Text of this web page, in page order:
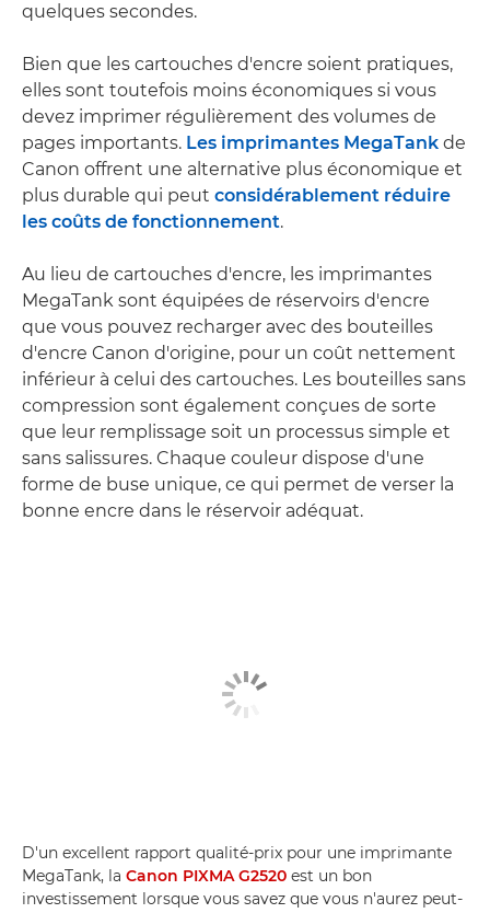
quelques secondes.
Bien que les cartouches d'encre soient pratiques,
elles sont toutefois moins économiques si vous
devez imprimer régulièrement des volumes de
pages importants. Les imprimantes MegaTank de
Canon offrent une alternative plus économique et
plus durable qui peut considérablement réduire
les coûts de fonctionnement.
Au lieu de cartouches d'encre, les imprimantes
MegaTank sont équipées de réservoirs d'encre
que vous pouvez recharger avec des bouteilles
d'encre Canon d'origine, pour un coût nettement
inférieur à celui des cartouches. Les bouteilles sans
compression sont également conçues de sorte
que leur remplissage soit un processus simple et
sans salissures. Chaque couleur dispose d'une
forme de buse unique, ce qui permet de verser la
bonne encre dans le réservoir adéquat.
D'un excellent rapport qualité-prix pour une imprimante
MegaTank, la Canon PIXMA G2520 est un bon
investissement lorsque vous savez que vous n'aurez peut-